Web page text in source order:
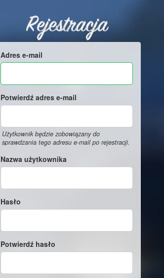
Rejestracja
Adres e-mail
Potwierdź adres e-mail
Użytkownik będzie zobowiązany do
sprawdzania tego adresu e-mail po rejestracji.
Nazwa użytkownika
Hasło
Potwierdź hasło